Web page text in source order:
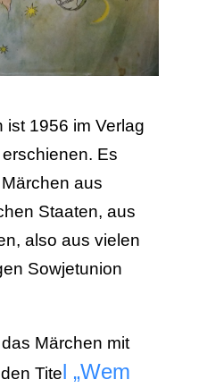
1956 im Verlag
Es
aus
Staaten, aus
also aus vielen
Sowjetunion
Märchen mit
Titel „Wem